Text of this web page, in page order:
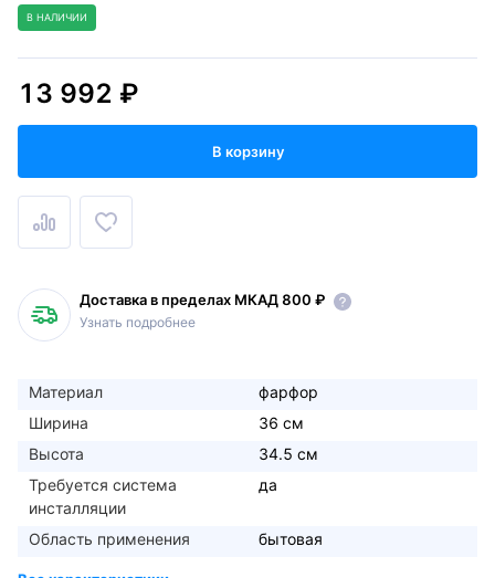
В НАЛИЧИИ
13 992 ₽
В корзину
Доставка в пределах МКАД 800 ₽
Узнать подробнее
Материал
фарфор
Ширина
36 см
Высота
34.5 см
Требуется система
инсталляции
да
Область применения бытовая